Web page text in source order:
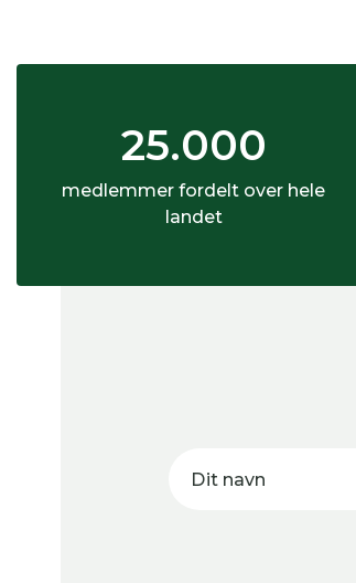
25.000
medlemmer fordelt over hele
landet
Dit navn